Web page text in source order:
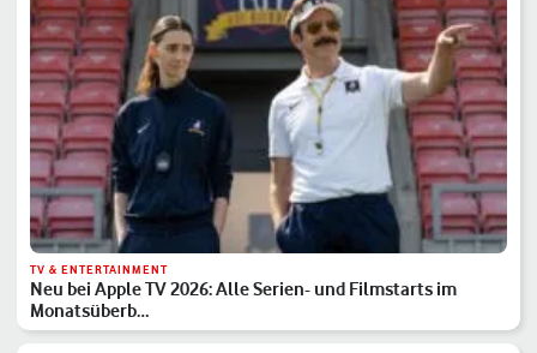
TV & ENTERTAINMENT
Neu bei Apple TV 2026: Alle Serien- und Filmstarts im
Monatsüberb…